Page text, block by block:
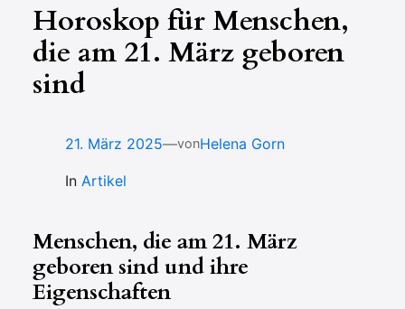
Horoskop für Menschen,
die am 21. März geboren
sind
21. März 2025—vonHelena Gorn
In Artikel
Menschen, die am 21. März
geboren sind und ihre
Eigenschaften